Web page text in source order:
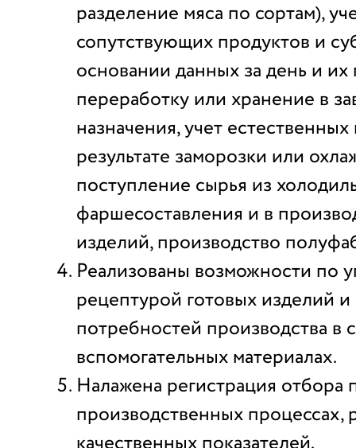
разделение мяса по сортам),
сопутствующих продуктов и
основании данных за день и их
переработку или хранение в
назначения, учет
результате заморозки или
поступление сырья из
фаршесоставления и в
изделий, производство
Реализованы возможности по
рецептурой готовых изделий и
потребностей производства в
вспомогательных материалах.
Налажена регистрация отбора
производственных процессах,